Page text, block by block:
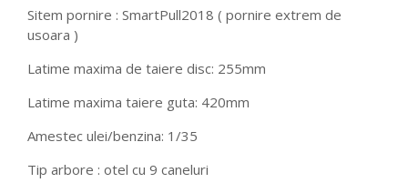
Sitem pornire : SmartPull2018 ( pornire extrem de
usoara )
Latime maxima de taiere disc: 255mm
Latime maxima taiere guta: 420mm
Amestec ulei/benzina: 1/35
Tip arbore : otel cu 9 caneluri